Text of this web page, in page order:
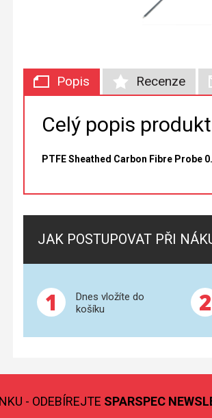
Popis Recenze
Celý popis
PTFE Sheathed Carbon Fibre Probe
JAK POSTUPOVAT PŘI
1
Dnes vložíte do
košíku
2
- ODEBÍREJTE SPARSPEC